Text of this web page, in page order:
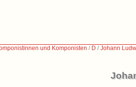
und Komponisten / D /Johann